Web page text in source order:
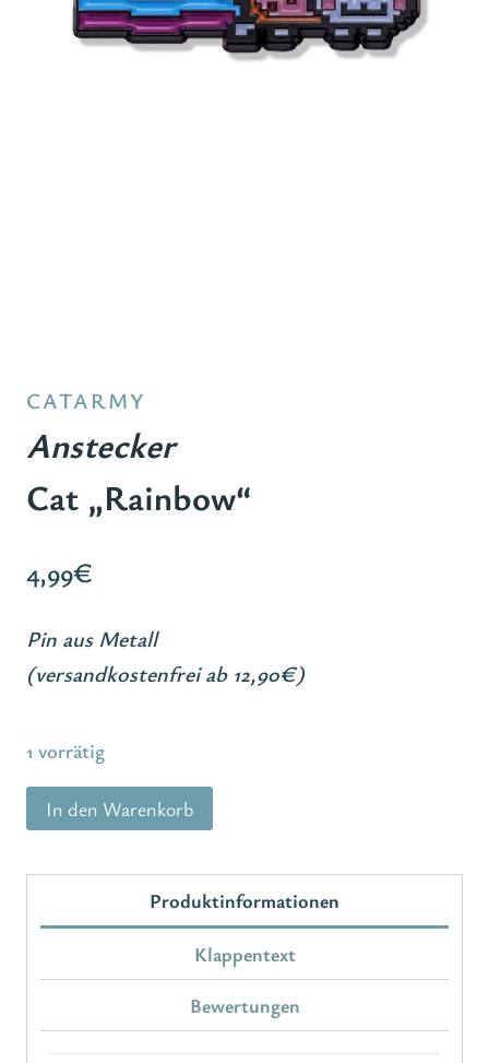
CATARMY
Anstecker
Cat „Rainbow“
4,99€
Pin aus Metall
(versandkostenfrei ab 12,90€)
1 vorrätig
AnsteckerCat
"Rainbow"
Menge
In den Warenkorb
Produktinformationen
Klappentext
Bewertungen